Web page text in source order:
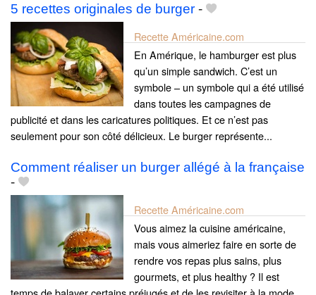
5 recettes originales de burger -
Recette Américaine.com
En Amérique, le hamburger est plus
qu’un simple sandwich. C’est un
symbole – un symbole qui a été utilisé
dans toutes les campagnes de
publicité et dans les caricatures politiques. Et ce n’est pas
seulement pour son côté délicieux. Le burger représente...
Comment réaliser un burger allégé à la française
-
Recette Américaine.com
Vous aimez la cuisine américaine,
mais vous aimeriez faire en sorte de
rendre vos repas plus sains, plus
gourmets, et plus healthy ? Il est